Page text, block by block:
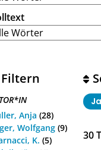
Filtern
Anja (28)
Wolfgang (9)
K. (5)
30